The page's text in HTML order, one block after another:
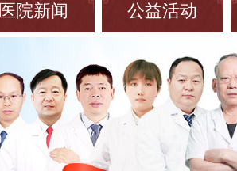
医院新闻 公益活动